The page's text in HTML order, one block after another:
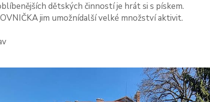
dětských činností je hrát si s pískem.
jim umožnídalší velké množství aktivit.